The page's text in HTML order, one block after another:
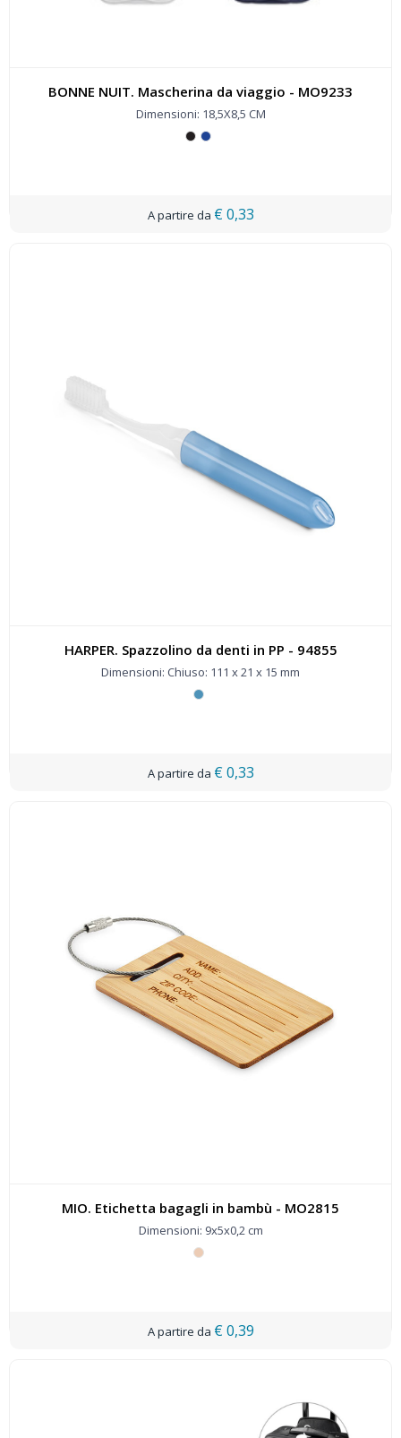
BONNE NUIT. Mascherina da viaggio - MO9233
Dimensioni: 18,5X8,5 CM
€ 0,33
HARPER. Spazzolino da denti in PP - 94855
Dimensioni: Chiuso: 111 x 21 x 15 mm
€ 0,33
MIO. Etichetta bagagli in bambù - MO2815
Dimensioni: 9x5x0,2 cm
€ 0,39